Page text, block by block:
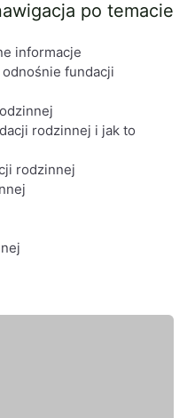
po temacie
informacje
fundacji
rodzinnej i jak to
rodzinnej